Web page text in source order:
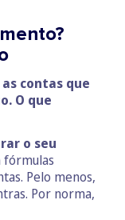
contas que
O que
o seu
fórmulas
Pelo menos,
Por norma,